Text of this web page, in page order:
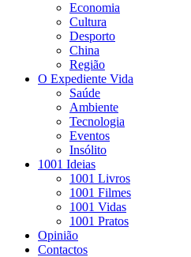
Economia
Cultura
Desporto
China
Região
O Expediente Vida
Saúde
Ambiente
Tecnologia
Eventos
Insólito
1001 Ideias
1001 Livros
1001 Filmes
1001 Vidas
1001 Pratos
Opinião
Contactos